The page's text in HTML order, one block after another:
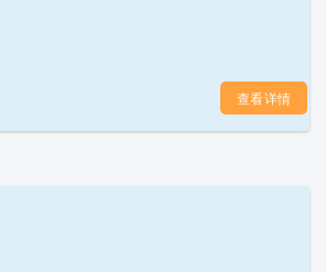
查看详情